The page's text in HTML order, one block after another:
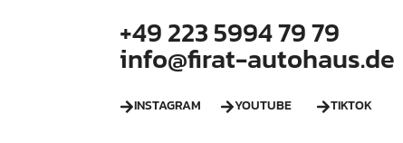
+49 223 5994 79 79
info@firat-autohaus.de
INSTAGRAM YOUTUBE TIKTOK